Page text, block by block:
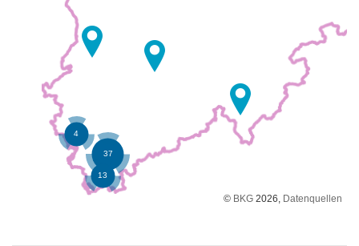
© BKG 2026, Datenquellen